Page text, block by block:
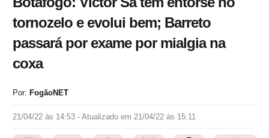
tornozelo e evolui bem; Barreto
passará por exame por mialgia na
coxa
Por: FogãoNET
21/04/22 às 14:53 - Atualizado em 21/04/22 às 15:11